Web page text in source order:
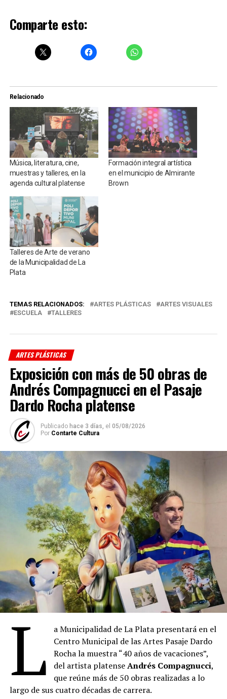
Comparte esto:
Relacionado
Música, literatura, cine,
muestras y talleres, en la
agenda cultural platense
Formación integral artística
en el municipio de Almirante
Brown
Talleres de Arte de verano
de la Municipalidad de La
Plata
TEMAS RELACIONADOS: ARTES PLÁSTICAS
ARTES VISUALES
ESCUELA
TALLERES
ARTES PLÁSTICAS
Exposición con más de 50 obras de
Andrés Compagnucci en el Pasaje
Dardo Rocha platense
Publicado hace 3 días, el 05/08/2026
Por Contarte Cultura
L
a Municipalidad de La Plata presentará en el
Centro Municipal de las Artes Pasaje Dardo
Rocha la muestra “40 años de vacaciones”,
del artista platenseAndrés Compagnucci,
que reúne más de 50 obras realizadas a lo
largo de sus cuatro décadas de carrera.